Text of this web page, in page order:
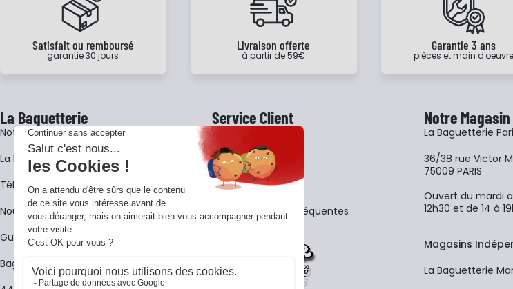
Satisfait ou remboursé
garantie 30 jours
Livraison offerte
à partir de 59€
Garantie 3 ans
pièces et main d'oeuvre
La Baguetterie
Notre histoire
La BagShow
​Télécharger le catalogue
Nous contacter
Guides La Baguetterie
Baguetterie Shop Online
Service Client
Garantie 3 ans
CGV
FAQ - Questions Fréquentes
Notre Magasin
La Baguetterie
36/38 rue Victor
75009 PARIS
Ouvert du mardi
12h30 et de 14 à
Magasins
La Baguetterie